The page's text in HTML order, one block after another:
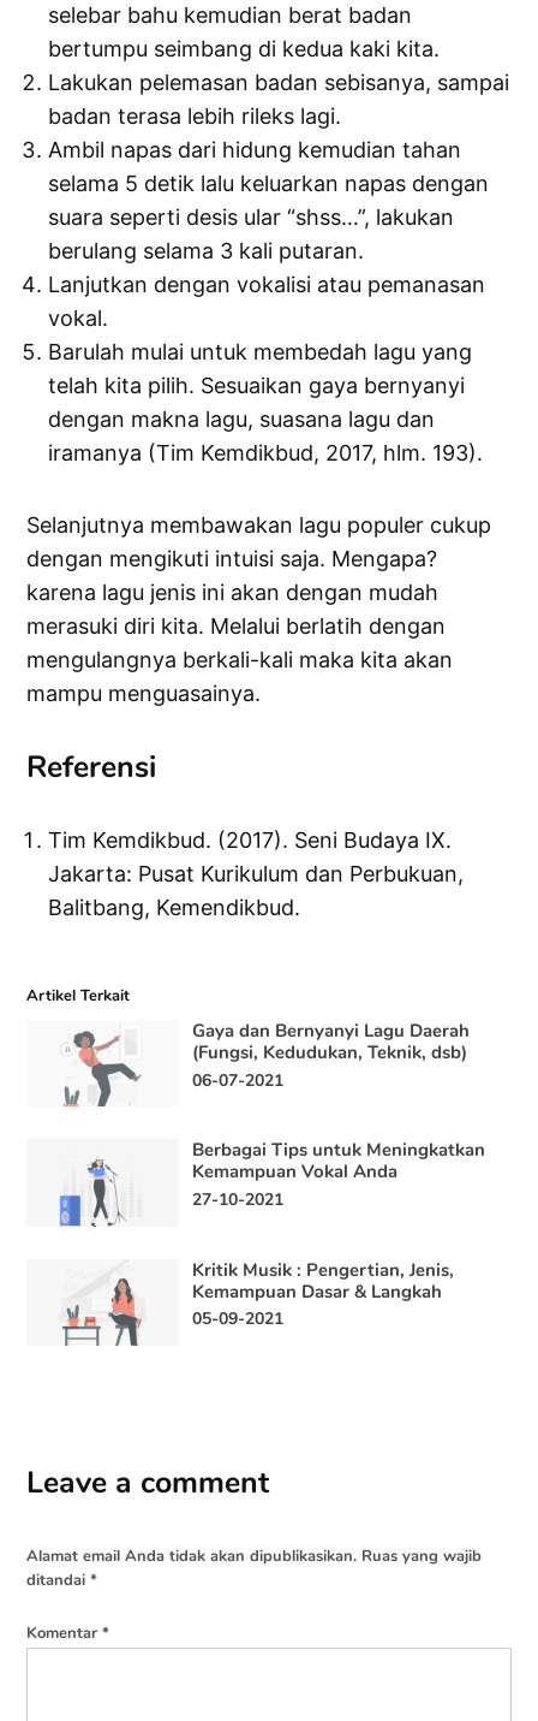
selebar bahu kemudian berat badan
bertumpu seimbang di kedua kaki kita.
Lakukan pelemasan badan sebisanya, sampai
badan terasa lebih rileks lagi.
Ambil napas dari hidung kemudian tahan
selama 5 detik lalu keluarkan napas dengan
suara seperti desis ular “shss…”, lakukan
berulang selama 3 kali putaran.
Lanjutkan dengan vokalisi atau pemanasan
vokal.
Barulah mulai untuk membedah lagu yang
telah kita pilih. Sesuaikan gaya bernyanyi
dengan makna lagu, suasana lagu dan
iramanya (Tim Kemdikbud, 2017, hlm. 193).
Selanjutnya membawakan lagu populer cukup
dengan mengikuti intuisi saja. Mengapa?
karena lagu jenis ini akan dengan mudah
merasuki diri kita. Melalui berlatih dengan
mengulangnya berkali-kali maka kita akan
mampu menguasainya.
Referensi
Tim Kemdikbud. (2017). Seni Budaya IX.
Jakarta: Pusat Kurikulum dan Perbukuan,
Balitbang, Kemendikbud.
Artikel Terkait
Gaya dan Bernyanyi Lagu Daerah
(Fungsi, Kedudukan, Teknik, dsb)
06-07-2021
Berbagai Tips untuk Meningkatkan
Kemampuan Vokal Anda
27-10-2021
Kritik Musik : Pengertian, Jenis,
Kemampuan Dasar & Langkah
05-09-2021
Leave a comment
Alamat email Anda tidak akan dipublikasikan. Ruas yang wajib
ditandai*
Komentar*